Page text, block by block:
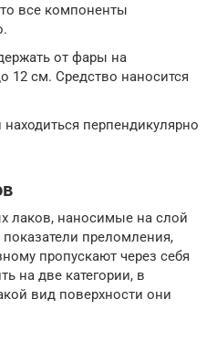
все компоненты
от фары на
12 см. Средство наносится
перпендикулярно
лаков, наносимые на слой
преломления,
пропускают через себя
на две категории, в
вид поверхности они